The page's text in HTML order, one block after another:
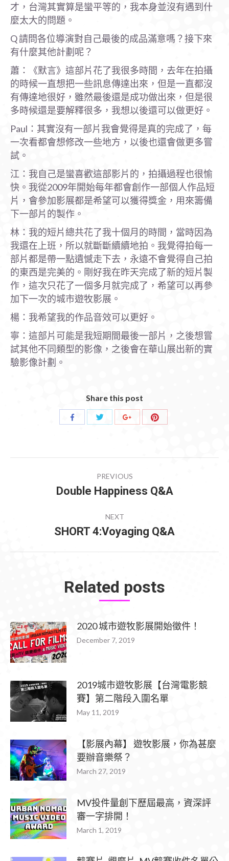
才，台灣其實算是蠻平等的，我本身並沒有遇到什
麼太大的問題。
Q 請問各位導演對自己最後的成品滿意嗎？接下來
有什麼其他計劃呢？
蕭：《默言》這部片花了我很多時間，去年在拍攝
的時候一直想把一些訊息傳達出來，但是一直都沒
有傳達地很好，雖然最後還是成功做出來，但是很
多時候還是要解釋很多，我想以後還可以做更好。
Paul：其實沒有一部片我會覺得是真的完成了，每
一次看都會想修改一些地方，以後也還會做更多嘗
試。
江：我自己是蠻喜歡這部影片的，拍攝過程也很愉
快。我從2009年開始每年都會創作一部個人作品短
片，會參加影展都是希望可以獲得獎金，用來籌備
下一部片的製作。
林：我的短片總共花了我十個月的時間，當時因為
我還在上班，所以就斷斷續續地拍。我覺得拍每一
部片都是帶一點遺憾走下去，永遠不會覺得自己拍
的東西是完美的。剛好我在昨天完成了新的短片製
作，這次只花了一個多月就完成了，希望可以再參
加下一次的城市遊牧影展。
楊：我希望我的作品音效可以更好。
寧：這部片可能是我短期間最後一部片，之後想嘗
試其他不同類型的影像，之後會在華山展出新的實
驗影像計劃。
Share this post
Share
Share
PREVIOUS
Previous
Double Happiness Q&A
NEXT
Next
SHORT 4:Voyaging Q&A
Related posts
2020 城市遊牧影展開始徵件！
December 7, 2019
2019城市遊牧影展【台灣電影競
賽】第二階段入圍名單
May 11, 2019
【影展內幕】 遊牧影展，你為甚麼
要辦音樂祭？
March 27, 2019
MV投件量創下歷屆最高，資深評
審一字排開！
March 1, 2019